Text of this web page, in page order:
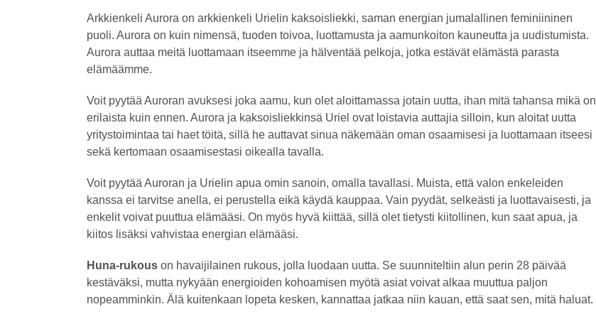
Arkkienkeli Aurora on arkkienkeli Urielin kaksoisliekki, saman energian jumalallinen feminiininen
puoli. Aurora on kuin nimensä, tuoden toivoa, luottamusta ja aamunkoiton kauneutta ja uudistumista.
Aurora auttaa meitä luottamaan itseemme ja hälventää pelkoja, jotka estävät elämästä parasta
elämäämme.
Voit pyytää Auroran avuksesi joka aamu, kun olet aloittamassa jotain uutta, ihan mitä tahansa mikä on
erilaista kuin ennen. Aurora ja kaksoisliekkinsä Uriel ovat loistavia auttajia silloin, kun aloitat uutta
yritystoimintaa tai haet töitä, sillä he auttavat sinua näkemään oman osaamisesi ja luottamaan itseesi
sekä kertomaan osaamisestasi oikealla tavalla.
Voit pyytää Auroran ja Urielin apua omin sanoin, omalla tavallasi. Muista, että valon enkeleiden
kanssa ei tarvitse anella, ei perustella eikä käydä kauppaa. Vain pyydät, selkeästi ja luottavaisesti, ja
enkelit voivat puuttua elämääsi. On myös hyvä kiittää, sillä olet tietysti kiitollinen, kun saat apua, ja
kiitos lisäksi vahvistaa energian elämääsi.
Huna-rukouson havaijilainen rukous, jolla luodaan uutta. Se suunniteltiin alun perin 28 päivää
kestäväksi, mutta nykyään energioiden kohoamisen myötä asiat voivat alkaa muuttua paljon
nopeamminkin. Älä kuitenkaan lopeta kesken, kannattaa jatkaa niin kauan, että saat sen, mitä haluat.